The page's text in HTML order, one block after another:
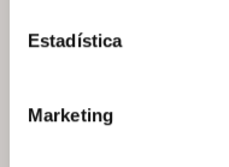
Estadística
Marketing